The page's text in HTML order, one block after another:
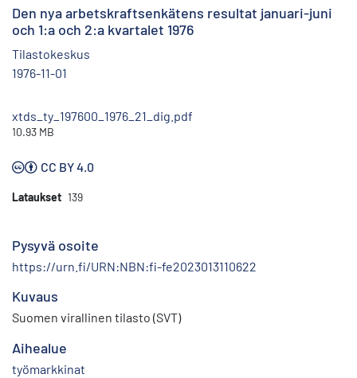
Den nya arbetskraftsenkätens resultat januari-juni
och 1:a och 2:a kvartalet 1976
Tilastokeskus
1976-11-01
xtds_ty_197600_1976_21_dig.pdf
10.93 MB
CC BY 4.0
Lataukset 139
Pysyvä osoite
https://urn.fi/URN:NBN:fi-fe2023013110622
Kuvaus
Suomen virallinen tilasto (SVT)
Aihealue
työmarkkinat